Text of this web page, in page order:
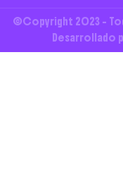
©Copyright 2023 -
Desarrollado